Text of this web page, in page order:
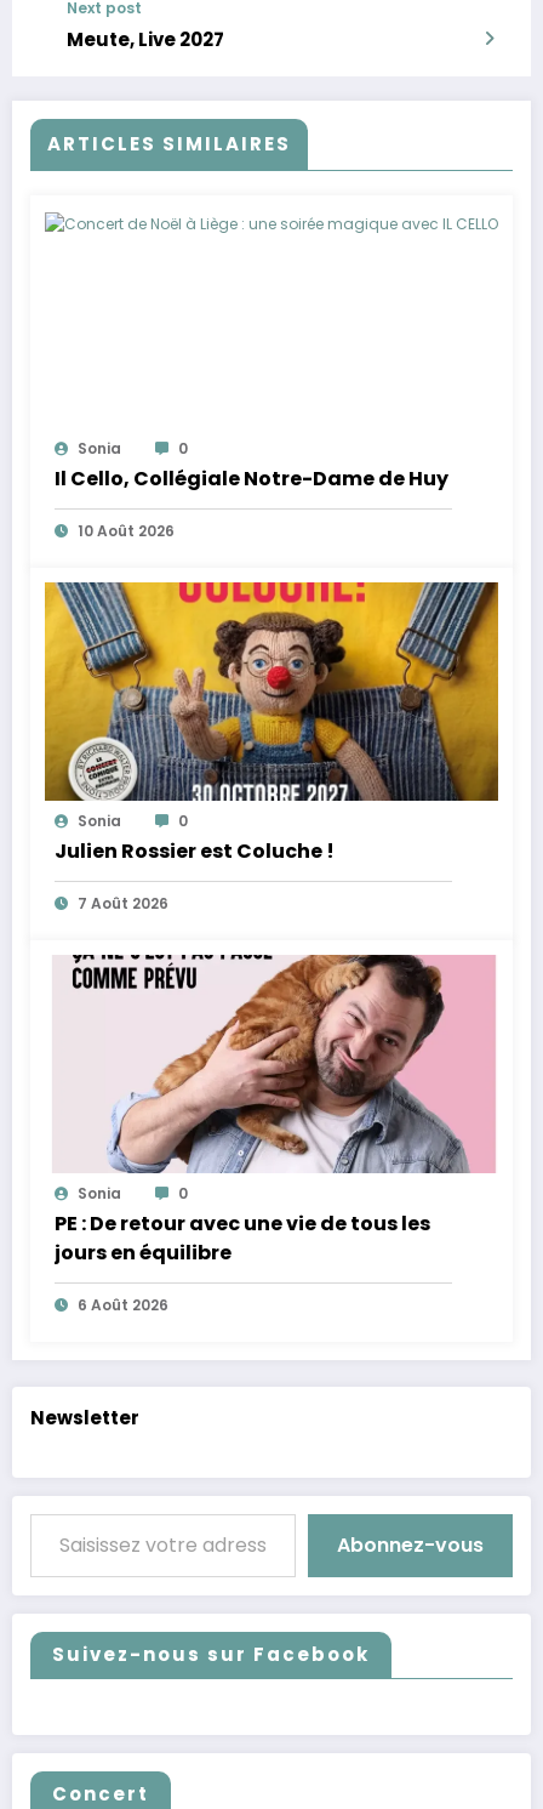
Next post
Meute, Live 2027
ARTICLES SIMILAIRES
Sonia 0
Il Cello, Collégiale Notre-Dame de Huy
10 Août 2026
Sonia 0
Julien Rossier est Coluche !
7 Août 2026
Sonia 0
PE : De retour avec une vie de tous les
jours en équilibre
6 Août 2026
Newsletter
Saisissez votre adresse e-mail…
Abonnez-vous
Suivez-nous sur Facebook
Concert